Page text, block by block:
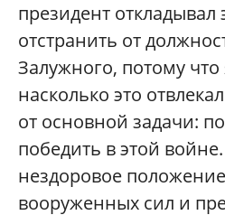
президент
отстранить от
Залужного, потому что
насколько это
от основной задачи:
победить в этой
нездоровое
вооруженных сил и